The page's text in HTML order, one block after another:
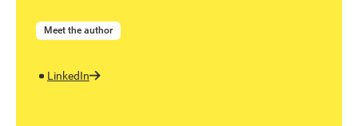
Meet the author
LinkedIn